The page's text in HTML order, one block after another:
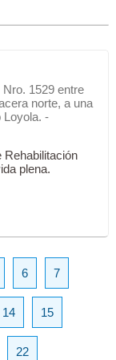
1529 entre
norte, a una
Loyola. -
Rehabilitación
plena.
6 7
14 15
22